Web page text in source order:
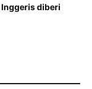
Inggeris diberi